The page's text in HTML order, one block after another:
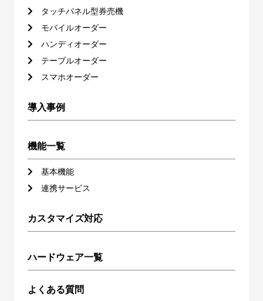
タッチパネル型券売機
モバイルオーダー
ハンディオーダー
テーブルオーダー
スマホオーダー
導入事例
機能一覧
基本機能
連携サービス
カスタマイズ対応
ハードウェア一覧
よくある質問